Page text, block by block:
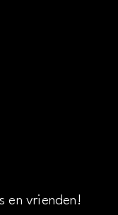
en vrienden!